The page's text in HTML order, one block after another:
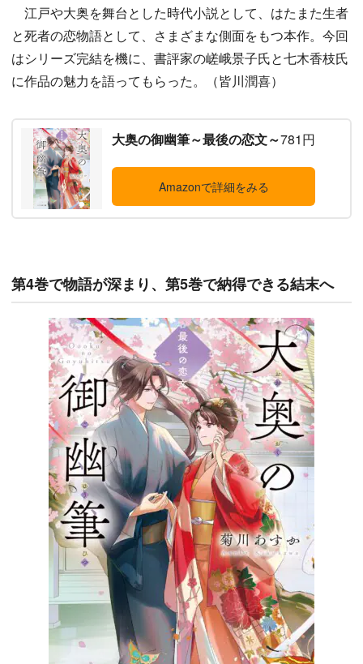
江戸や大奥を舞台とした時代小説として、はたまた生者
と死者の恋物語として、さまざまな側面をもつ本作。今回
はシリーズ完結を機に、書評家の嵯峨景子氏と七木香枝氏
に作品の魅力を語ってもらった。（皆川潤喜）
大奥の御幽筆～最後の恋文～781円
Amazonで詳細をみる
第4巻で物語が深まり、第5巻で納得できる結末へ